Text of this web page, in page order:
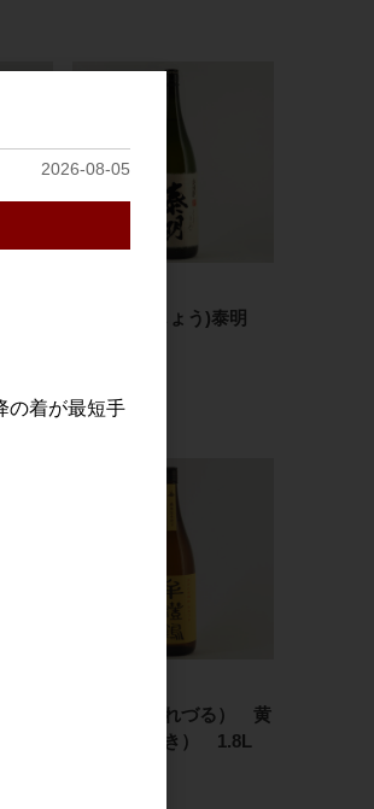
特蒸(とくじょう)泰明
牟禮鶴（むれづる） 黄
鐘（おうしき） 1.8L
2026-08-05
の着が最短手